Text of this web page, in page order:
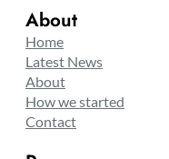
About
Home
Latest News
About
How we started
Contact